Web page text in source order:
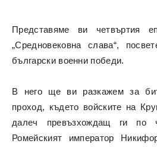
Представяме ви четвъртия
„Средновековна слава“,
български военни победи.
В него ще ви разкажем за
проход, където войските на
далеч превъзхождащ ги по
Ромейският император